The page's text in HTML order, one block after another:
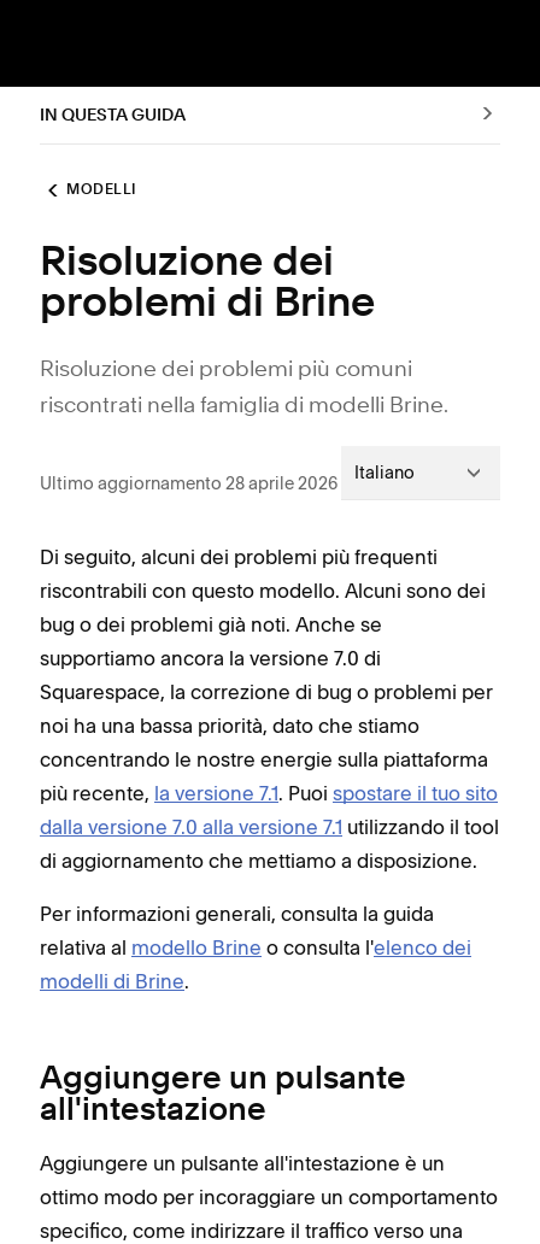
IN QUESTA GUIDA
MODELLI
Risoluzione dei
problemi di Brine
Risoluzione dei problemi più comuni
riscontrati nella famiglia di modelli Brine.
Ultimo aggiornamento 28 aprile 2026 Italiano
Di seguito, alcuni dei problemi più frequenti
riscontrabili con questo modello. Alcuni sono dei
bug o dei problemi già noti. Anche se
supportiamo ancora la versione 7.0 di
Squarespace, la correzione di bug o problemi per
noi ha una bassa priorità, dato che stiamo
concentrando le nostre energie sulla piattaforma
più recente, la versione 7.1. Puoi spostare il tuo sito
dalla versione 7.0 alla versione 7.1 utilizzando il tool
di aggiornamento che mettiamo a disposizione.
Per informazioni generali, consulta la guida
relativa al modello Brine o consulta l'elenco dei
modelli di Brine.
Aggiungere un pulsante
all'intestazione
Aggiungere un pulsante all'intestazione è un
ottimo modo per incoraggiare un comportamento
specifico, come indirizzare il traffico verso una